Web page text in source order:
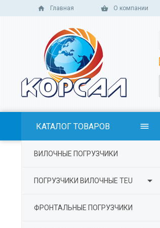
Главная О компании
КАТАЛОГ ТОВАРОВ
ВИЛОЧНЫЕ ПОГРУЗЧИКИ
ПОГРУЗЧИКИ ВИЛОЧНЫЕ TEU 
ФРОНТАЛЬНЫЕ ПОГРУЗЧИКИ